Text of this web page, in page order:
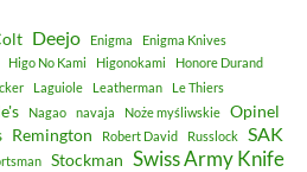
Deejo Enigma Enigma Knives
Higo No Kami Higonokami Honore Durand
Laguiole Leatherman
Le Thiers
Nagao navaja Noże myśliwskie Opinel
Remington Robert David Russlock SAK
Stockman Swiss Army Knife